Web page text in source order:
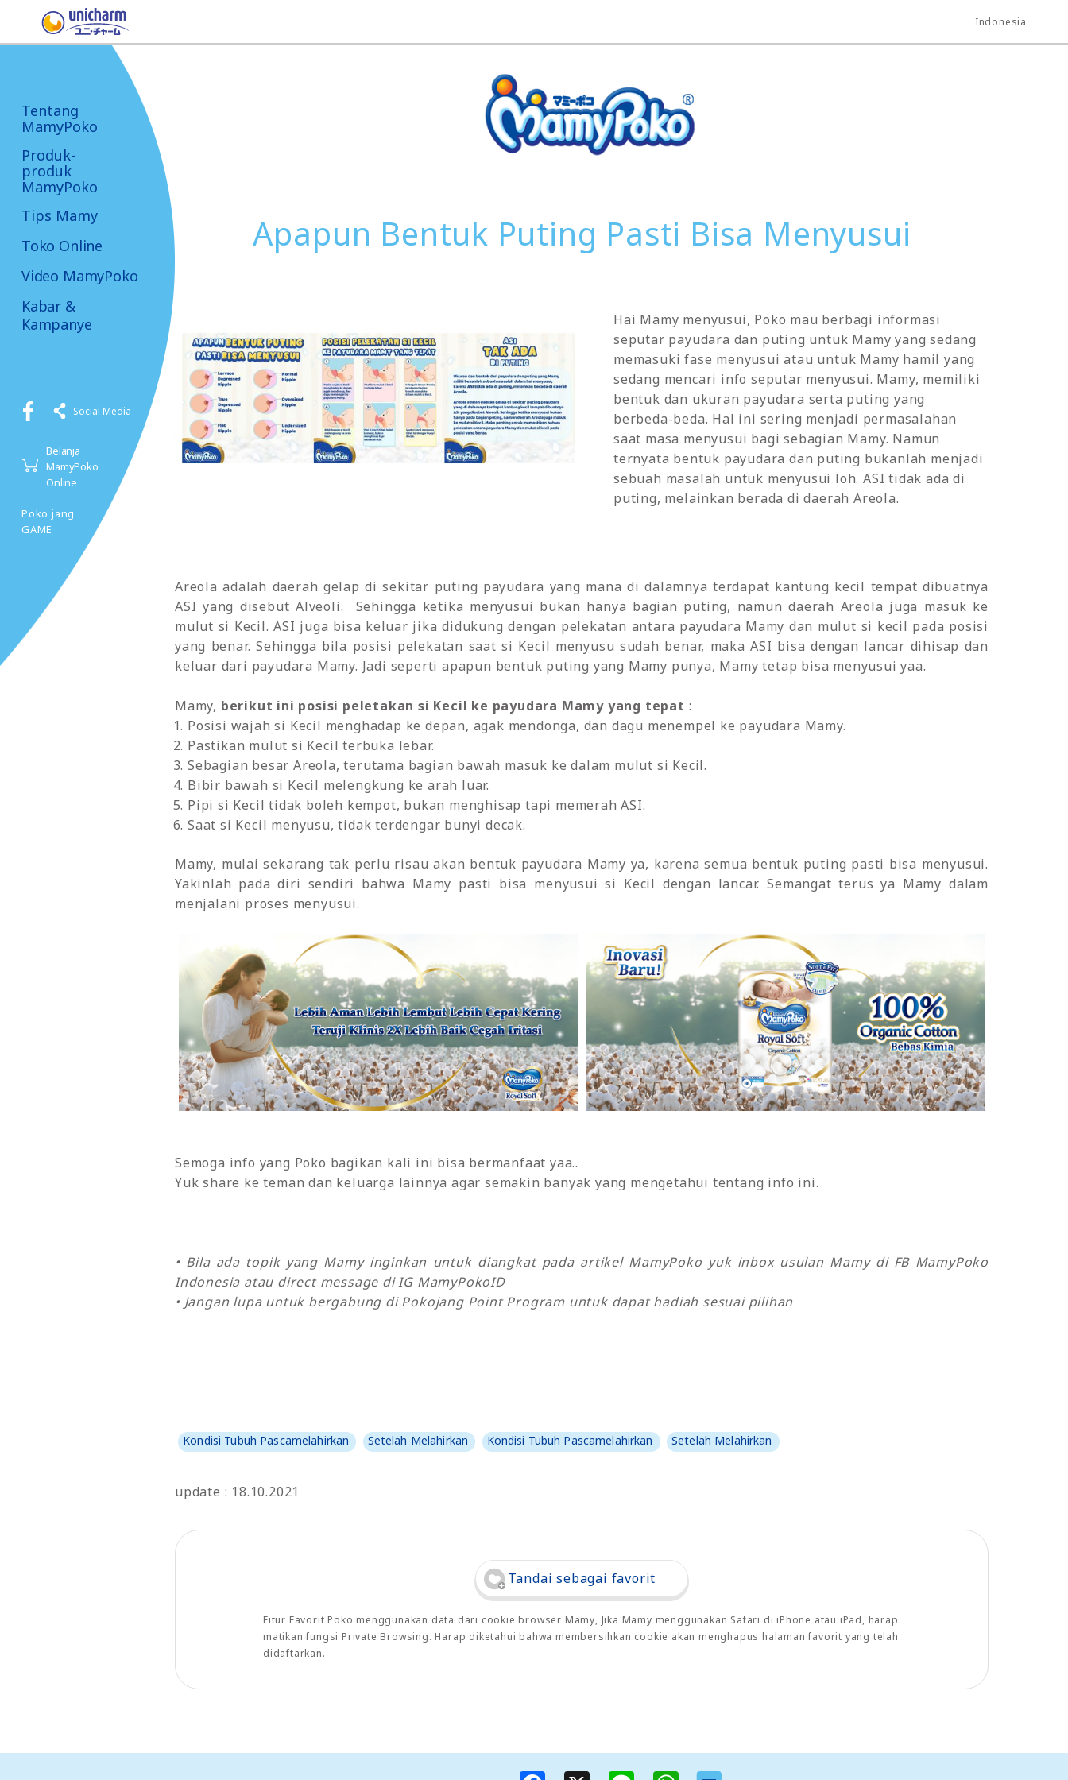
Indonesia
Tentang
MamyPoko
Produk-
produk
MamyPoko
Tips Mamy
Toko Online
Video MamyPoko
Kabar &
Kampanye
Social Media
Belanja
MamyPoko
Online
Poko jang
GAME
Apapun Bentuk Puting Pasti Bisa Menyusui
Hai Mamy menyusui, Poko mau berbagi informasi
seputar payudara dan puting untuk Mamy yang sedang
memasuki fase menyusui atau untuk Mamy hamil yang
sedang mencari info seputar menyusui. Mamy, memiliki
bentuk dan ukuran payudara serta puting yang
berbeda-beda. Hal ini sering menjadi permasalahan
saat masa menyusui bagi sebagian Mamy. Namun
ternyata bentuk payudara dan puting bukanlah menjadi
sebuah masalah untuk menyusui loh. ASI tidak ada di
puting, melainkan berada di daerah Areola.
Areola adalah daerah gelap di sekitar puting payudara yang mana di dalamnya terdapat kantung kecil tempat dibuatnya
ASI yang disebut Alveoli. Sehingga ketika menyusui bukan hanya bagian puting, namun daerah Areola juga masuk ke
mulut si Kecil. ASI juga bisa keluar jika didukung dengan pelekatan antara payudara Mamy dan mulut si kecil pada posisi
yang benar. Sehingga bila posisi pelekatan saat si Kecil menyusu sudah benar, maka ASI bisa dengan lancar dihisap dan
keluar dari payudara Mamy. Jadi seperti apapun bentuk puting yang Mamy punya, Mamy tetap bisa menyusui yaa.
Mamy, berikut ini posisi peletakan si Kecil ke payudara Mamy yang tepat :
Posisi wajah si Kecil menghadap ke depan, agak mendonga, dan dagu menempel ke payudara Mamy.
Pastikan mulut si Kecil terbuka lebar.
Sebagian besar Areola, terutama bagian bawah masuk ke dalam mulut si Kecil.
Bibir bawah si Kecil melengkung ke arah luar.
Pipi si Kecil tidak boleh kempot, bukan menghisap tapi memerah ASI.
Saat si Kecil menyusu, tidak terdengar bunyi decak.
Mamy, mulai sekarang tak perlu risau akan bentuk payudara Mamy ya, karena semua bentuk puting pasti bisa menyusui.
Yakinlah pada diri sendiri bahwa Mamy pasti bisa menyusui si Kecil dengan lancar. Semangat terus ya Mamy dalam
menjalani proses menyusui.
Semoga info yang Poko bagikan kali ini bisa bermanfaat yaa..
Yuk share ke teman dan keluarga lainnya agar semakin banyak yang mengetahui tentang info ini.
• Bila ada topik yang Mamy inginkan untuk diangkat pada artikel MamyPoko yuk inbox usulan Mamy di FB MamyPoko
Indonesia atau direct message di IG MamyPokoID
• Jangan lupa untuk bergabung di Pokojang Point Program untuk dapat hadiah sesuai pilihan
Kondisi Tubuh Pascamelahirkan Setelah Melahirkan Kondisi Tubuh Pascamelahirkan Setelah Melahirkan
update : 18.10.2021
Tandai sebagai favorit
Fitur Favorit Poko menggunakan data dari cookie browser Mamy, Jika Mamy menggunakan Safari di iPhone atau iPad, harap
matikan fungsi Private Browsing. Harap diketahui bahwa membersihkan cookie akan menghapus halaman favorit yang telah
didaftarkan.